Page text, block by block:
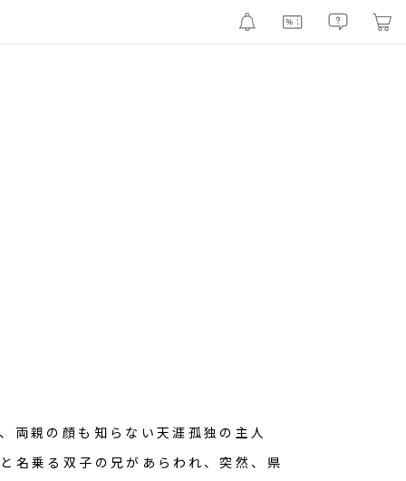
両親の顔も知らない天涯孤独の主人
名乗る双子の兄があらわれ、突然、県